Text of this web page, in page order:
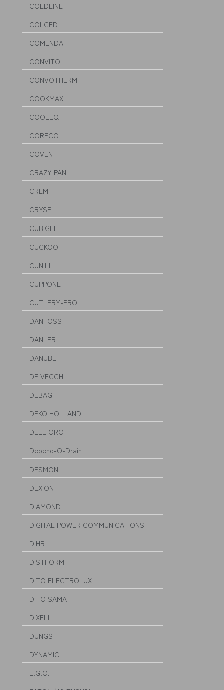
COLDLINE
COLGED
COMENDA
CONVITO
CONVOTHERM
COOKMAX
COOLEQ
CORECO
COVEN
CRAZY PAN
CREM
CRYSPI
CUBIGEL
CUCKOO
CUNILL
CUPPONE
CUTLERY-PRO
DANFOSS
DANLER
DANUBE
DE VECCHI
DEBAG
DEKO HOLLAND
DELL ORO
Depend-O-Drain
DESMON
DEXION
DIAMOND
DIGITAL POWER COMMUNICATIONS
DIHR
DISTFORM
DITO ELECTROLUX
DITO SAMA
DIXELL
DUNGS
DYNAMIC
E.G.O.